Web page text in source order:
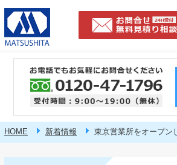
HOME 新着情報 東京営業所をオープン